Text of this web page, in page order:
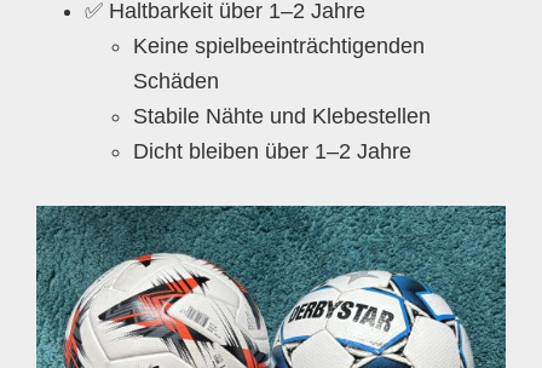
✅ Haltbarkeit über 1–2 Jahre
Keine spielbeeinträchtigenden
Schäden
Stabile Nähte und Klebestellen
Dicht bleiben über 1–2 Jahre